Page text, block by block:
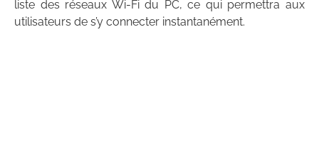
liste des réseaux Wi-Fi du PC, ce qui permettra aux
utilisateurs de s’y connecter instantanément.